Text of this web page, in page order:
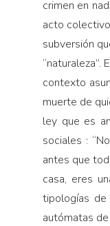
crimen en
acto
subversión
contexto
muerte de
ley que es
sociales :
antes que
casa, eres
tipologías de
autómatas